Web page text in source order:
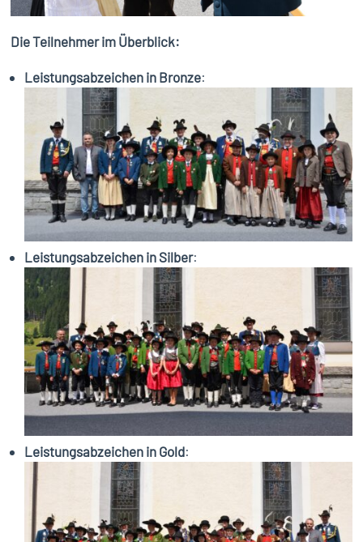
Die Teilnehmer im Überblick:
Leistungsabzeichen in Bronze:
Leistungsabzeichen in Silber:
Leistungsabzeichen in Gold: